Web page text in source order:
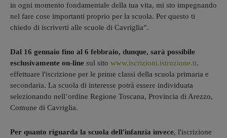
in ogni momento fondamentale della tua vita, mi sto impegnando
nel fare cose importanti proprio per la scuola. Per questo ti
chiedo di iscriverti alle scuole di Cavriglia”.
Dal 16 gennaio fino al 6 febbraio, dunque, sarà possibile
esclusivamente on-line sul sito www.iscrizioni.istruzione.it.
effettuare l'iscrizione per le prime classi della scuola primaria e
secondaria. La scuola di interesse potrà essere individuata
selezionando nell’ordine Regione Toscana, Provincia di Arezzo,
Comune di Cavriglia.
Per quanto riguarda la scuola dell'infanzia invece, l'iscrizione